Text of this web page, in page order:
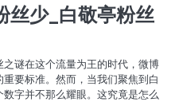
丝少_白敬亭粉丝
谜在这个流量为王的时代，微博
要标准。然而，当我们聚焦到白
字并不那么耀眼。这究竟是怎么